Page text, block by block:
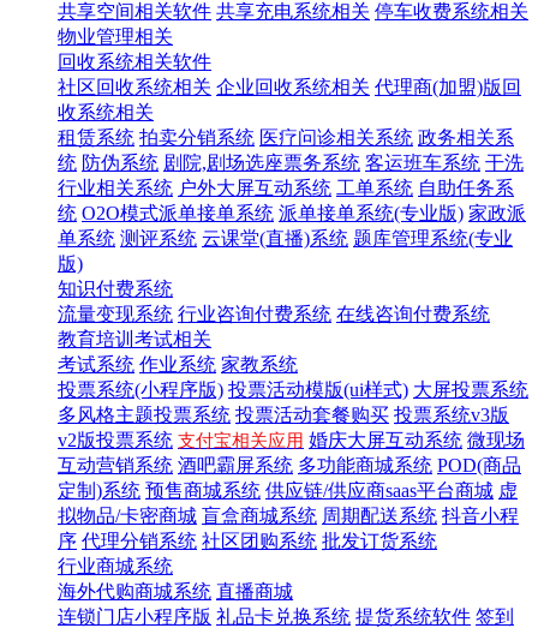
共享空间相关软件 共享充电系统相关 停车收费系统相关
物业管理相关
回收系统相关软件
社区回收系统相关 企业回收系统相关 代理商(加盟)版回
收系统相关
租赁系统 拍卖分销系统 医疗问诊相关系统 政务相关系
统 防伪系统 剧院,剧场选座票务系统 客运班车系统 干洗
行业相关系统 户外大屏互动系统 工单系统 自助任务系
统 O2O模式派单接单系统 派单接单系统(专业版) 家政派
单系统 测评系统 云课堂(直播)系统 题库管理系统(专业
版)
知识付费系统
流量变现系统 行业咨询付费系统 在线咨询付费系统
教育培训考试相关
考试系统 作业系统 家教系统
投票系统(小程序版) 投票活动模版(ui样式) 大屏投票系统
多风格主题投票系统 投票活动套餐购买 投票系统v3版
v2版投票系统 支付宝相关应用 婚庆大屏互动系统 微现场
互动营销系统 酒吧霸屏系统 多功能商城系统 POD(商品
定制)系统 预售商城系统 供应链/供应商saas平台商城 虚
拟物品/卡密商城 盲盒商城系统 周期配送系统 抖音小程
序 代理分销系统 社区团购系统 批发订货系统
行业商城系统
海外代购商城系统 直播商城
连锁门店小程序版 礼品卡兑换系统 提货系统软件 签到